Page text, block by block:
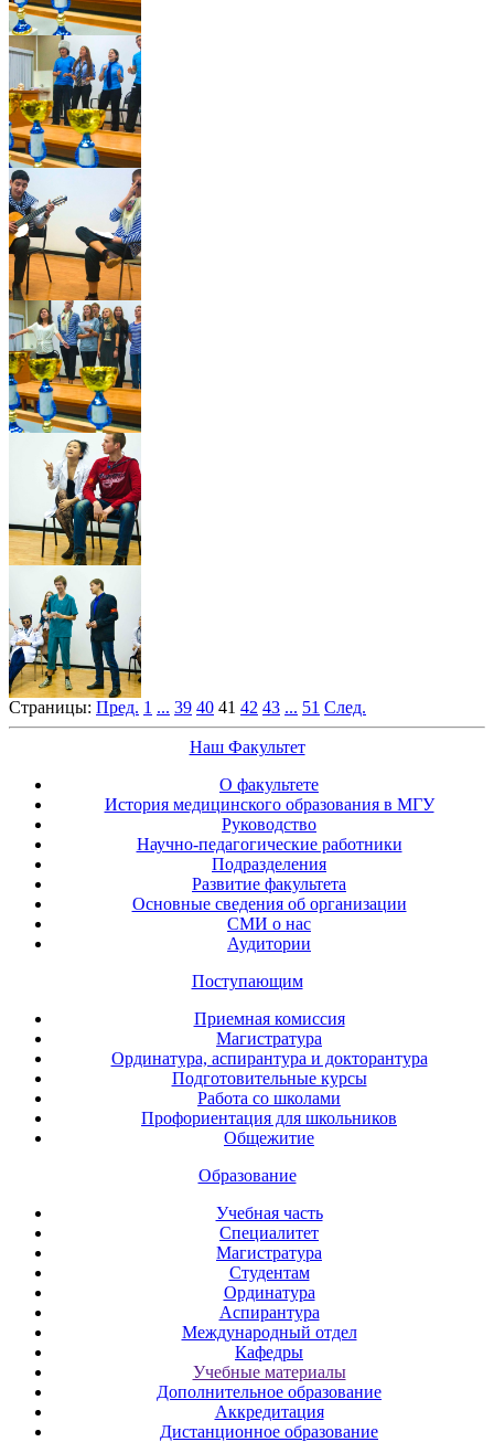
Страницы: Пред. 1 ... 39 40 41 42 43 ... 51 След.
Наш Факультет
О факультете
История медицинского образования в МГУ
Руководство
Научно-педагогические работники
Подразделения
Развитие факультета
Основные сведения об организации
СМИ о нас
Аудитории
Поступающим
Приемная комиссия
Магистратура
Ординатура, аспирантура и докторантура
Подготовительные курсы
Работа со школами
Профориентация для школьников
Общежитие
Образование
Учебная часть
Специалитет
Магистратура
Студентам
Ординатура
Аспирантура
Международный отдел
Кафедры
Учебные материалы
Дополнительное образование
Аккредитация
Дистанционное образование